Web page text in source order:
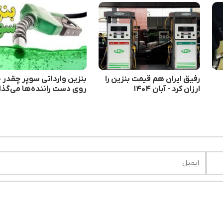
رفیق ایران هم قیمت بنزین را
ارزان کرد - آبان ۱۴۰۴
بنزین وارداتی سوپر
روی دست راننده‌ها